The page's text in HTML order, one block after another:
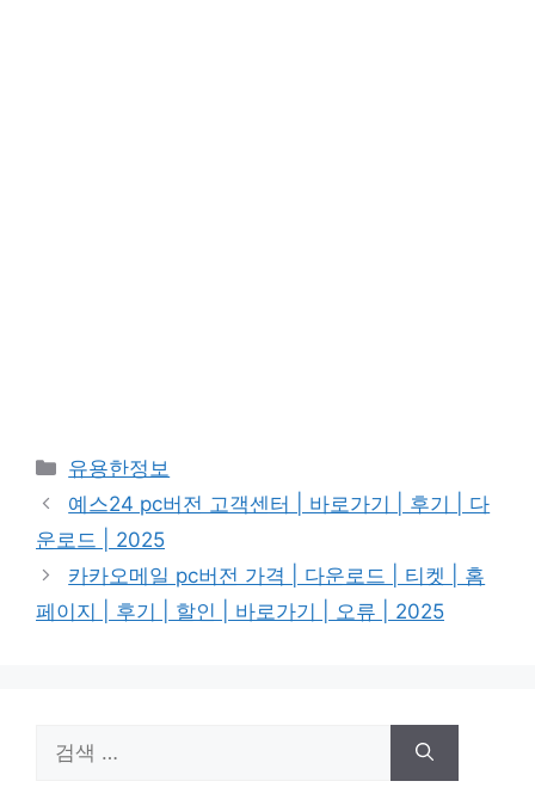
카
테
고
리
유용한정보
예스24 pc버전 고객센터 | 바로가기 | 후기 | 다
운로드 | 2025
카카오메일 pc버전 가격 | 다운로드 | 티켓 | 홈
페이지 | 후기 | 할인 | 바로가기 | 오류 | 2025
색: